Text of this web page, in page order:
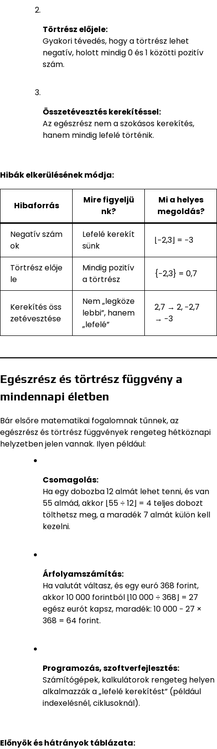
Törtrész előjele:
Gyakori tévedés, hogy a törtrész lehet
negatív, holott mindig 0 és 1 közötti pozitív
szám.
Összetévesztés kerekítéssel:
Az egészrész nem a szokásos kerekítés,
hanem mindig lefelé történik.
Hibák elkerülésének módja:
Hibaforrás
Mire figyeljü
nk?
Mi a helyes
megoldás?
Negatív szám
ok
Lefelé kerekít
sünk
⌊−2,3⌋ = −3
Törtrész elője
le
Mindig pozitív
a törtrész
{−2,3} = 0,7
Kerekítés öss
zetévesztése
Nem „legköze
lebbi”, hanem
„lefelé”
2,7 → 2, −2,7
→ −3
Egészrész és törtrész függvény a
mindennapi életben
Bár elsőre matematikai fogalomnak tűnnek, az
egészrész és törtrész függvények rengeteg hétköznapi
helyzetben jelen vannak. Ilyen például:
Csomagolás:
Ha egy dobozba 12 almát lehet tenni, és van
55 almád, akkor ⌊55 ÷ 12⌋ = 4 teljes dobozt
tölthetsz meg, a maradék 7 almát külön kell
kezelni.
Árfolyamszámítás:
Ha valutát váltasz, és egy euró 368 forint,
akkor 10 000 forintból ⌊10 000 ÷ 368⌋ = 27
egész eurót kapsz, maradék: 10 000 − 27 ×
368 = 64 forint.
Programozás, szoftverfejlesztés:
Számítógépek, kalkulátorok rengeteg helyen
alkalmazzák a „lefelé kerekítést” (például
indexelésnél, ciklusoknál).
Előnyök és hátrányok táblázata: